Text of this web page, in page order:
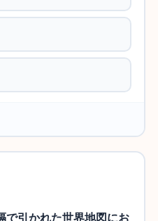
で引かれた世界地図にお